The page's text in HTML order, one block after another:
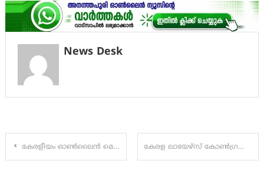
News Desk
Post
കേരളീയം ഓൺലൈൻ മെഗാ ക്വിസ് രജിസ്ട്രേഷൻ കാൽലക്ഷം കടന്നു കേരള ലായേഴ്സ് കോൺഗ്രസ് സംഘടിപ്പിച്ചു